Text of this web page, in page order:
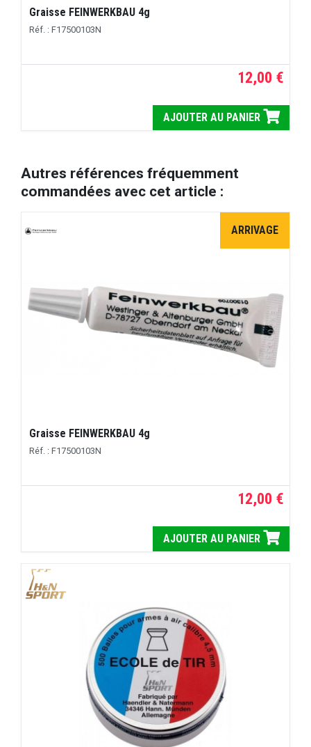
Graisse FEINWERKBAU 4g
Réf. : F17500103N
12,00 €
AJOUTER AU PANIER
Autres références fréquemment
commandées avec cet article :
ARRIVAGE
Graisse FEINWERKBAU 4g
Réf. : F17500103N
12,00 €
AJOUTER AU PANIER